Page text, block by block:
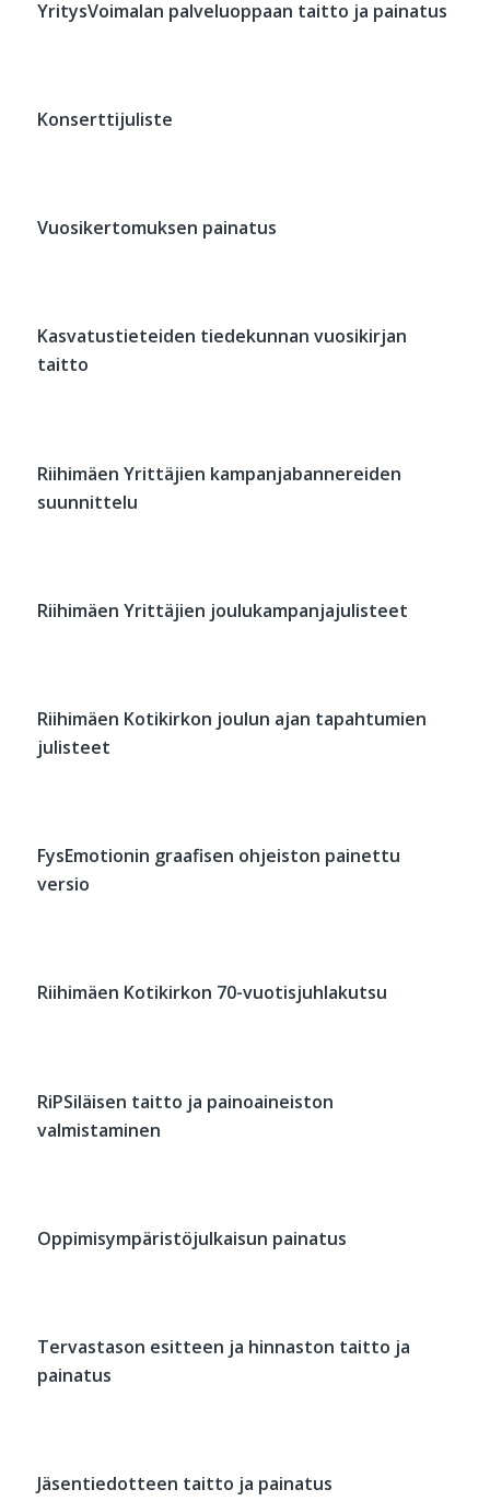
YritysVoimalan palveluoppaan taitto ja painatus
Konserttijuliste
Vuosikertomuksen painatus
Kasvatustieteiden tiedekunnan vuosikirjan
taitto
Riihimäen Yrittäjien kampanjabannereiden
suunnittelu
Riihimäen Yrittäjien joulukampanjajulisteet
Riihimäen Kotikirkon joulun ajan tapahtumien
julisteet
FysEmotionin graafisen ohjeiston painettu
versio
Riihimäen Kotikirkon 70-vuotisjuhlakutsu
RiPSiläisen taitto ja painoaineiston
valmistaminen
Oppimisympäristöjulkaisun painatus
Tervastason esitteen ja hinnaston taitto ja
painatus
Jäsentiedotteen taitto ja painatus